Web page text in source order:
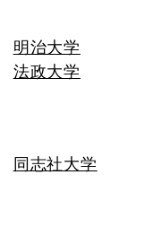
明治大学
法政大学
同志社大学